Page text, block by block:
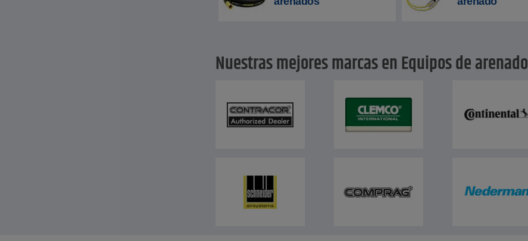
Nuestras mejores marcas en Equipos de arenado